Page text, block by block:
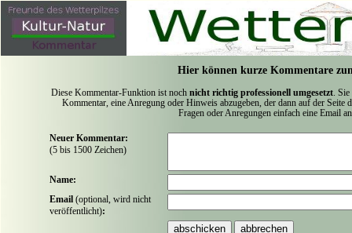
Hier können kurze Kommentare
Diese Kommentar-Funktion ist noch nicht richtig professionell umgesetzt .
Kommentar, eine Anregung oder Hinweis abzugeben, der dann auf der
Fragen oder Anregungen einfach eine Email
Neuer Kommentar:
(5 bis 1500 Zeichen)
Name:
Email (optional, wird nicht
veröffentlicht):